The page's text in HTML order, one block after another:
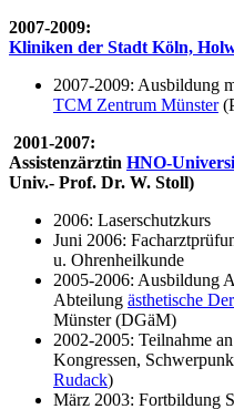
2007-2009:
Kliniken der Stadt Köln,
2007-2009: Ausbildung
TCM Zentrum Münster
2001-2007:
Assistenzärztin HNO-
Univ.- Prof. Dr. W. Stoll)
2006: Laserschutzkurs
Juni 2006:
u. Ohrenheilkunde
2005-2006: Ausbildung
Abteilung ästhetische
Münster (DGäM)
2002-2005: Teilnahme
Kongressen,
Rudack)
März 2003: Fortbildung